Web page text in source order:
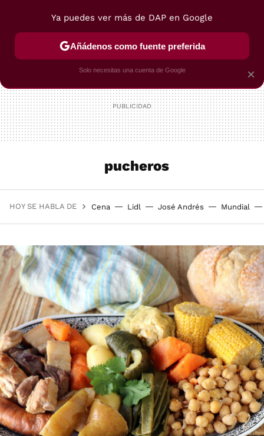
POSTRES VIAJES SELECCIÓN VEGUI
pucheros
HOY SE HABLA DE Cena Lidl José Andrés Mundial
×
Ya puedes ver más de DAP en Google
Añádenos como fuente preferida
Solo necesitas una cuenta de Google